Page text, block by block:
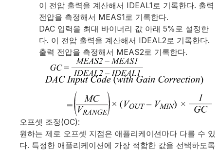
이 전압 출력을 계산해서 IDEAL1로 기록한다. 출력
전압을 측정해서 MEAS1로 기록한다.
DAC 입력을 최대 바이너리 값 아래 5%로 설정한
다. 이 전압 출력을 계산해서 IDEAL2로 기록한다.
출력 전압을 측정해서 MEAS2로 기록한다.
오프셋 조정(OC):
원하는 제로 오프셋 지점은 애플리케이션마다 다를 수 있
다. 특정한 애플리케이션에 가장 적합한 값을 선택하도록